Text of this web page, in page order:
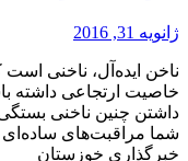
ژانویه 31, 2016
ناخن‌ ایده‌آل، ناخنی است
خاصیت ارتجاعی داشته
داشتن چنین ناخنی بستگی
شما مراقبت‌های
خبرگذاری خوزستان